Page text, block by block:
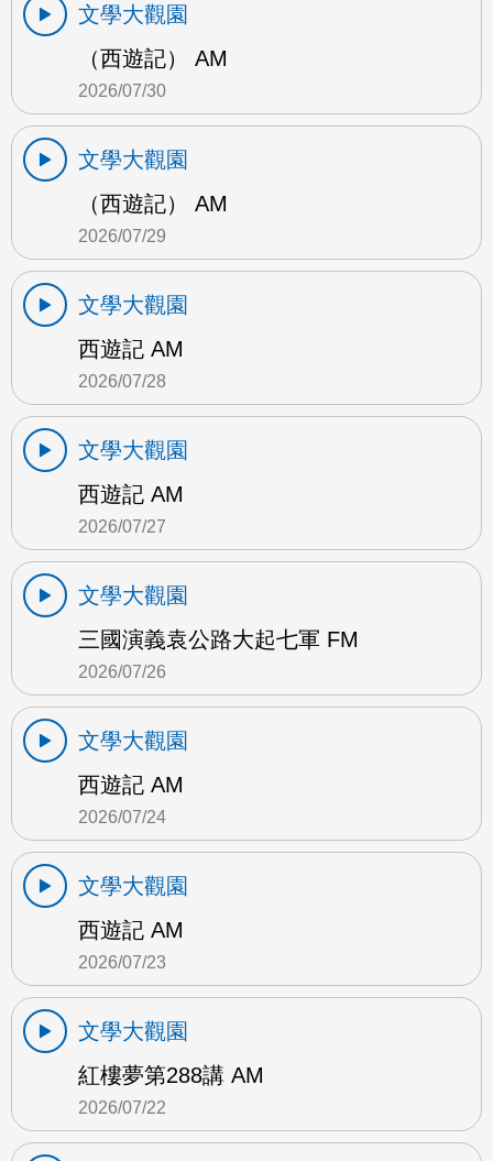
文學大觀園
（西遊記） AM
2026/07/30
文學大觀園
（西遊記） AM
2026/07/29
文學大觀園
西遊記 AM
2026/07/28
文學大觀園
西遊記 AM
2026/07/27
文學大觀園
三國演義袁公路大起七軍 FM
2026/07/26
文學大觀園
西遊記 AM
2026/07/24
文學大觀園
西遊記 AM
2026/07/23
文學大觀園
紅樓夢第288講 AM
2026/07/22